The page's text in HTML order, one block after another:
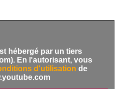
hébergé par un tiers
En l'autorisant, vous
d'utilisation de